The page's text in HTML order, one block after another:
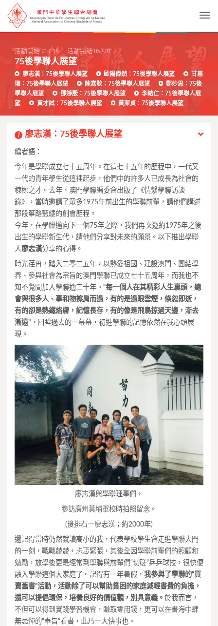
活動開始 01/19 活動完結 05/31
75後學聯人展望
廖志漢：75後學聯人展望 歐陽偉然：75後學聯人展望
甘惠
珊：75後學聯人展望
陳嘉敬：75後學聯人展望
鄭妙思：75後
學聯人展望
鄧婷殷：75後學聯人展望
李結仁：75後學聯人展
望
黃才試：75後學聯人展望 黃潔貞：75後學聯人展望
1 廖志漢：75後學聯人展望
編者語：
今年是學聯成立七十五周年。在這七十五年的歷程中，一代又
一代的青年學生從這裡起步，他們中的許多人已成長為社會的
棟樑之才。去年，澳門學聯編委會出版了《情繫學聯訪談
錄》，當時邀請了眾多1975年前出生的學聯前輩，請他們講述
那段篳路藍縷的創會歷程。
今年，在學聯邁向下一個75年之際，我們再次邀約1975年之後
出生的學聯新生代，請他們分享對未來的願景。以下推出學聯
人廖志漢分享的心得。
時光荏苒，踏入二零二五年，以熱愛祖國、建設澳門、團結學
界、參與社會為宗旨的澳門學聯已成立七十五周年，而我也不
知不覺間加入學聯逾三十年。 “每一個人在其精彩人生裏頭，總
會與很多人、事和物擦肩而過，有的是過眼雲煙，倏忽即逝，
有的卻是熱鐵烙膚，記憶長存，有的像是飛鳥掠過天邊，漸去
漸遠” ，回眸過去的一幕幕，初進學聯的記憶依然在我心頭展
現。
廖志漢與學聯理事們，
參訪廣州黃埔軍校時拍照留念。
(後排右一廖志漢；約2000年)
還記得當時仍然就讀高小的我，代表學校學生會走進學聯大門
的一刻，戰戰兢兢，忐忑緊張，其後全因學聯前輩們的照顧和
勉勵，放學後更是經常到學聯與前輩們“切磋”乒乒球技，很快便
融入學聯這個大家庭了。記得有一年暑假， 我參與了學聯的“買
賣舊書”活動，活動除了可以幫助貧困的家庭減輕書費的負擔，
還可以提倡環保，培養良好的價值觀，別具意義。 於我而言，
不但可以得到實踐學習機會，賺取零用錢，更可以在書海中肆
無忌憚的“奉旨”看書，此乃一大快事也。